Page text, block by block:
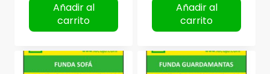
Añadir al
carrito
Añadir al
carrito